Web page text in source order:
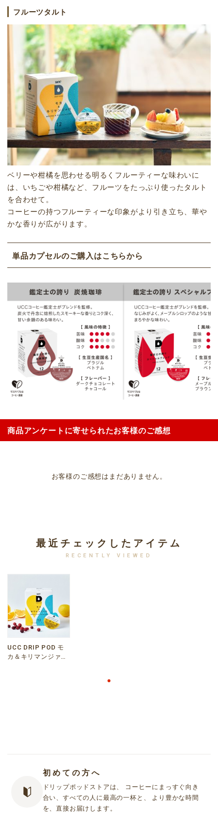
フルーツタルト
ベリーや柑橘を思わせる明るくフルーティーな味わいに
は、いちごや柑橘など、フルーツをたっぷり使ったタルト
を合わせて。
コーヒーの持つフルーティーな印象がより引き立ち、華や
かな香りが広がります。
単品カプセルのご購入はこちらから
商品アンケートに寄せられたお客様のご感想
お客様のご感想はまだありません。
最近チェックしたアイテム
RECENTLY VIEWED
UCC DRIP POD モ
カ＆キリマンジァロ
初めての方へ
ドリップポッドストアは、 コーヒーにまっすぐ向き
合い、すべての人に最高の一杯と、 より豊かな時間
を、直接お届けします。